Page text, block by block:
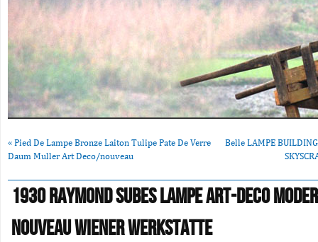
« Pied De Lampe Bronze Laiton Tulipe Pate De Verre
Daum Muller Art Deco/nouveau
Belle LAMPE
1930 Raymond Subes Lampe Art-deco
Nouveau Wiener Werkstatte